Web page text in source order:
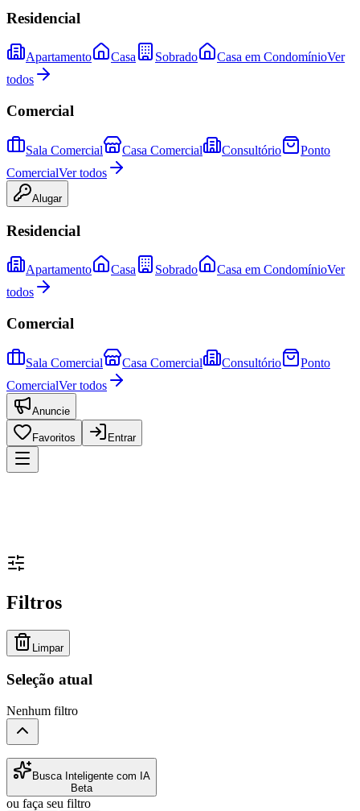
Residencial
Apartamento Casa Sobrado Casa em CondomínioVer
todos
Comercial
Sala Comercial Casa Comercial Consultório
Ponto
ComercialVer todos
Alugar
Residencial
Apartamento Casa Sobrado Casa em CondomínioVer
todos
Comercial
Sala Comercial Casa Comercial Consultório
Ponto
ComercialVer todos
Anuncie
Favoritos Entrar
Filtros
Limpar
Seleção atual
Nenhum filtro
Busca Inteligente com IA
Beta
ou faça seu filtro